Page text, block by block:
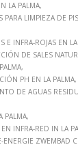
LA PALMA
PARA LIMPIEZA DE
E INFRA-ROJAS EN
DE SALES
PH EN LA PALMA
DE AGUAS
PALMA
INFRA-RED IN LA
ZWEMBAD